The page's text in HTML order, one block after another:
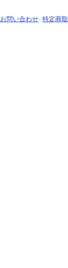
お問い合わせ- 特定商